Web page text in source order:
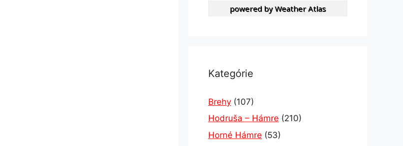
powered byWeather Atlas
Kategórie
Brehy (107)
Hodruša – Hámre (210)
Horné Hámre (53)